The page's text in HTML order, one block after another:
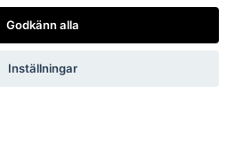
Godkänn alla
Inställningar